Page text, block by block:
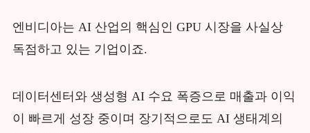
엔비디아는 AI 산업의 핵심인 GPU 시장을 사실상
독점하고 있는 기업이죠.
데이터센터와 생성형 AI 수요 폭증으로 매출과 이익
이 빠르게 성장 중이며 장기적으로도 AI 생태계의